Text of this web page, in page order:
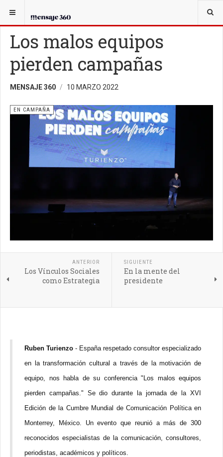
USTED ESTÁ AQUÍ:
Los malos equipos
pierden campañas
MENSAJE 360 10 MARZO 2022
EN CAMPAÑA
ANTERIOR
Los Vínculos Sociales
como Estrategia
SIGUIENTE
En la mente del
presidente
Ruben Turienzo - España respetado consultor especializado
en la transformación cultural a través de la motivación de
equipo, nos habla de su conferencia " Los malos equipos
pierden campañas." Se dio durante la jornada de la XVI
Edición de la Cumbre Mundial de Comunicación Política en
Monterrey, México. Un evento que reunió a más de 300
reconocidos especialistas de la comunicación, consultores,
periodistas, académicos y políticos.